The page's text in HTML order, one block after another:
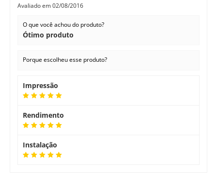
Avaliado em02/08/2016
O que você achou do produto?
Ótimo produto
Porque escolheu esse produto?
Impressão
Rendimento
Instalação